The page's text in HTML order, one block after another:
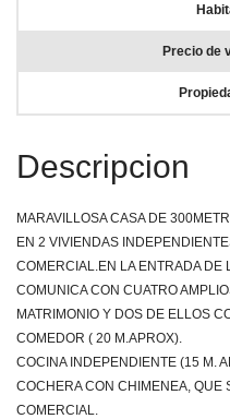
Precio de
Descripcion
MARAVILLOSA CASA DE
EN 2 VIVIENDAS
COMERCIAL.EN LA ENTRADA DE
COMUNICA CON CUATRO
MATRIMONIO Y DOS DE ELLOS
COMEDOR ( 20 M.APROX).
COCINA INDEPENDIENTE (15 M.
COCHERA CON CHIMENEA,
COMERCIAL.